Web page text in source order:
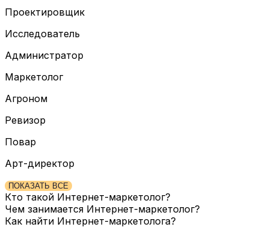
Проектировщик
Исследователь
Администратор
Маркетолог
Агроном
Ревизор
Повар
Арт-директор
ПОКАЗАТЬ ВСЕ
Кто такой Интернет-маркетолог?
Чем занимается Интернет-маркетолог?
Как найти Интернет-маркетолога?